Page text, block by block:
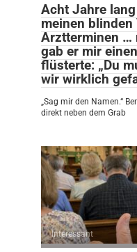
Acht Jahre
meinen blinden
Arztterminen …
gab er mir
flüsterte: „Du
wir wirklich
„Sag mir den Namen.“
direkt neben dem Grab
Interessant